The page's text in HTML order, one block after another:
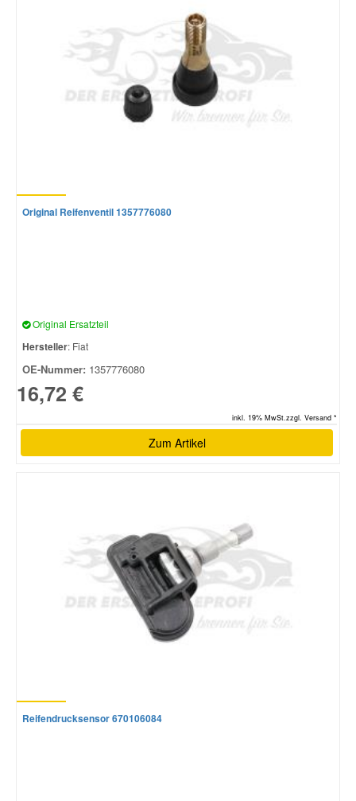
Original Reifenventil 1357776080
Original Ersatzteil
Hersteller: Fiat
OE-Nummer: 1357776080
16,72 €
inkl. 19% MwSt.zzgl. Versand *
Zum Artikel
Reifendrucksensor 670106084